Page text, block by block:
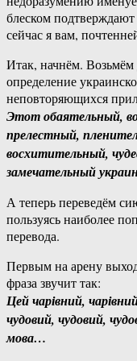
блеском
сейчас я вам,
Итак, начнём. Возьмём
определение
неповторяющихся
Этот обаятельный,
прелестный,
восхитительный,
замечательный
А теперь переведём
пользуясь наиболее
перевода.
Первым на арену
фраза звучит так:
Цей чарівний,
чудовий, чудовий,
мова…